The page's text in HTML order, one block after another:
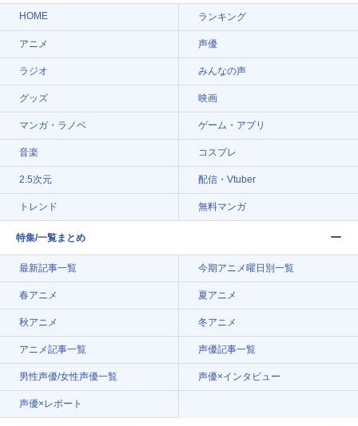
HOME ランキング
アニメ 声優
ラジオ みんなの声
グッズ 映画
マンガ・ラノベ ゲーム・アプリ
音楽 コスプレ
2.5次元 配信・Vtuber
トレンド 無料マンガ
特集/一覧まとめ
最新記事一覧 今期アニメ曜日別一覧
春アニメ 夏アニメ
秋アニメ 冬アニメ
アニメ記事一覧 声優記事一覧
男性声優/女性声優一覧 声優×インタビュー
声優×レポート